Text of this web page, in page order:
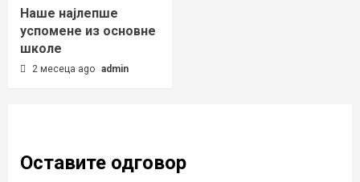
Наше најлепше
успомене из основне
школе
2 месеца ago admin
Оставите одговор